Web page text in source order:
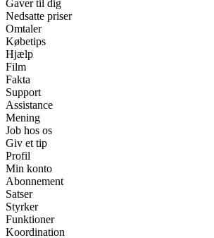
Gaver til dig
Nedsatte priser
Omtaler
Købetips
Hjælp
Film
Fakta
Support
Assistance
Mening
Job hos os
Giv et tip
Profil
Min konto
Abonnement
Satser
Styrker
Funktioner
Koordination